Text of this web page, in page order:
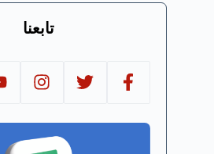
تابعنا